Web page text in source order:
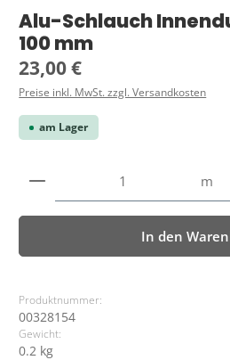
Alu-Schlauch
100 mm
Regulärer Preis:
23,00 €
Preise inkl. MwSt. zzgl. Versandkosten
am Lager
Produkt Anzahl: Gib den
m
In den
Produktnummer:
00328154
Gewicht:
0.2 kg